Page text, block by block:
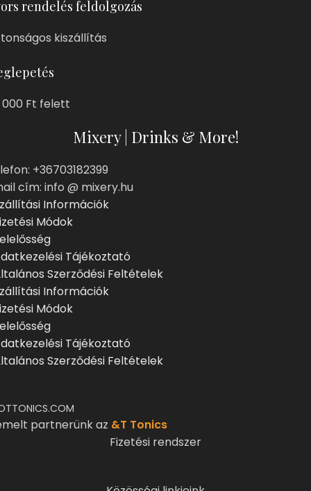
rendelés feldolgozás
kiszállítás
000 Ft felett
Mixery | Drinks & More!
+36703182399
cím: info @ mixery.hu
Információk
Módok
Tájékoztató
Szerződési Feltételek
Információk
Módok
Tájékoztató
Szerződési Feltételek
partnerünk az &T Tonics
Fizetési rendszer